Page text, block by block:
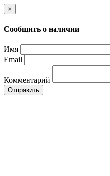
×
Сообщить о наличии
Имя
Email
Комментарий
Отправить